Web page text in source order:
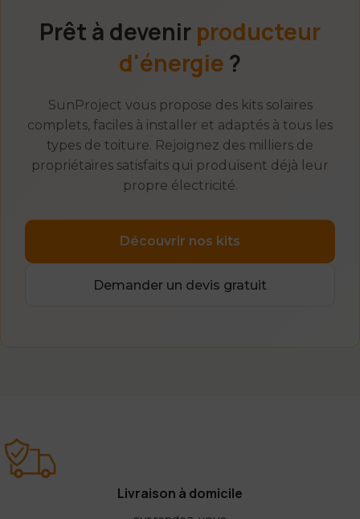
Prêt à devenir producteur
d'énergie ?
SunProject vous propose des kits solaires
complets, faciles à installer et adaptés à tous les
types de toiture. Rejoignez des milliers de
propriétaires satisfaits qui produisent déjà leur
propre électricité.
Découvrir nos kits
Demander un devis gratuit
Livraison à domicile